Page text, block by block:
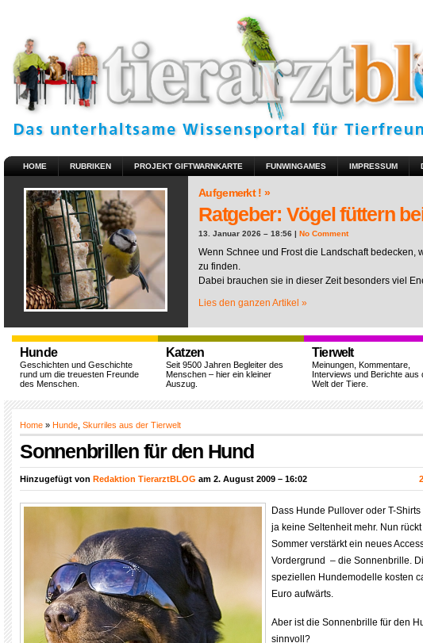
HOME RUBRIKEN PROJEKT GIFTWARNKARTE FUNWINGAMES IMPRESSUM
Aufgemerkt ! »
Ratgeber: Vögel füttern
13. Januar 2026 – 18:56 | No Comment
Wenn Schnee und Frost die Landschaft
zu finden.
Dabei brauchen sie in dieser Zeit besonders viel
Lies den ganzen Artikel »
Hunde
Geschichten und Geschichte
rund um die treuesten Freunde
des Menschen.
Katzen
Seit 9500 Jahren Begleiter des
Menschen – hier ein kleiner
Auszug.
Tierwelt
Meinungen, Kommentare,
Interviews und Berichte aus
Welt der Tiere.
Home » Hunde Skurriles aus der Tierwelt
Sonnenbrillen für den Hund
Hinzugefügt von Redaktion TierarztBLOG am 2. August 2009 – 16:02
Dass Hunde Pullover oder T-
ja keine Seltenheit mehr. Nun
Sommer verstärkt ein neues
Vordergrund – die Sonnenbrille.
speziellen Hundemodelle kosten
Euro aufwärts.
Aber ist die Sonnenbrille für den
sinnvoll?